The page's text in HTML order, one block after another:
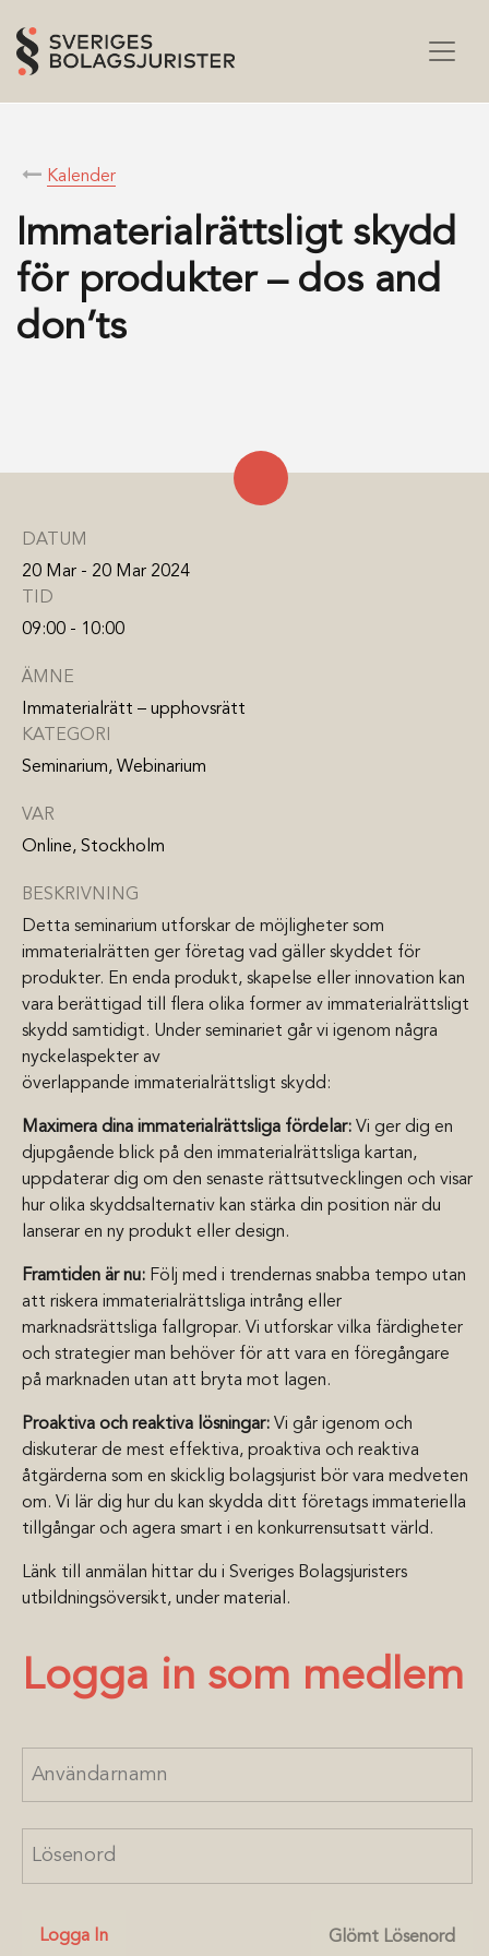
Kalender
Immaterialrättsligt skydd
för produkter – dos and
don’ts
DATUM
20 Mar - 20 Mar 2024
TID
09:00 - 10:00
ÄMNE
Immaterialrätt – upphovsrätt
KATEGORI
Seminarium, Webinarium
VAR
Online, Stockholm
BESKRIVNING
Detta seminarium utforskar de möjligheter som
immaterialrätten ger företag vad gäller skyddet för
produkter. En enda produkt, skapelse eller innovation kan
vara berättigad till flera olika former av immaterialrättsligt
skydd samtidigt. Under seminariet går vi igenom några
nyckelaspekter av
överlappande immaterialrättsligt skydd:
Maximera dina immaterialrättsliga fördelar: Vi ger dig en
djupgående blick på den immaterialrättsliga kartan,
uppdaterar dig om den senaste rättsutvecklingen och visar
hur olika skyddsalternativ kan stärka din position när du
lanserar en ny produkt eller design.
Framtiden är nu: Följ med i trendernas snabba tempo utan
att riskera immaterialrättsliga intrång eller
marknadsrättsliga fallgropar. Vi utforskar vilka färdigheter
och strategier man behöver för att vara en föregångare
på marknaden utan att bryta mot lagen.
Proaktiva och reaktiva lösningar: Vi går igenom och
diskuterar de mest effektiva, proaktiva och reaktiva
åtgärderna som en skicklig bolagsjurist bör vara medveten
om. Vi lär dig hur du kan skydda ditt företags immateriella
tillgångar och agera smart i en konkurrensutsatt värld.
Länk till anmälan hittar du i Sveriges Bolagsjuristers
utbildningsöversikt, under material.
Logga in som medlem